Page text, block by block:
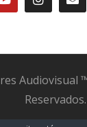
Audiovisual
Reservados.